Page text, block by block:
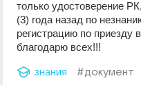
только удостоверение
(3) года назад по
регистрацию по приезду
благодарю всех!!!
знания
#документ